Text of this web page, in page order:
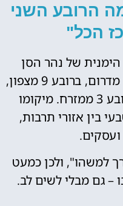
הרובע השני
הכל"
של נהר הסן
(Seine River), וגובל ברובע 1 מדרום, ברובע 9 מצפון,
ברובע 10 מצפון-מזרח וברובע 3 ממזרח. מיקומו
בין אזורי תרבות,
למשהו", ולכן כמעט
– גם מבלי לשים לב.